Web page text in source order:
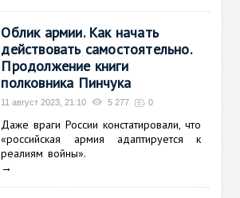
Облик армии. Как начать
действовать самостоятельно.
Продолжение книги
полковника Пинчука
11 август 2023, 21:10 5 277 0
Даже враги России констатировали, что
«российская армия адаптируется к
реалиям войны».
→